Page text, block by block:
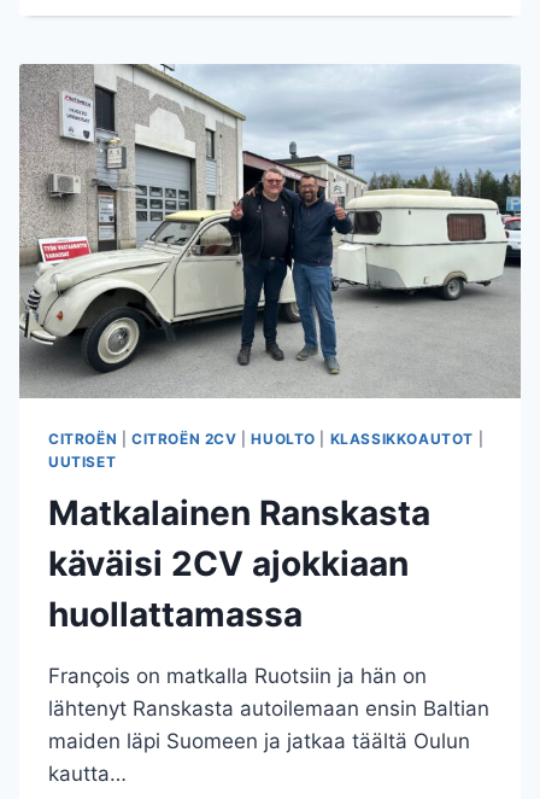
32
CITROËN CITROËN 2CV |HUOLTO KLASSIKKOAUTOT
UUTISET
Matkalainen Ranskasta
käväisi 2CV ajokkiaan
huollattamassa
François on matkalla Ruotsiin ja hän on
lähtenyt Ranskasta autoilemaan ensin Baltian
maiden läpi Suomeen ja jatkaa täältä Oulun
kautta…